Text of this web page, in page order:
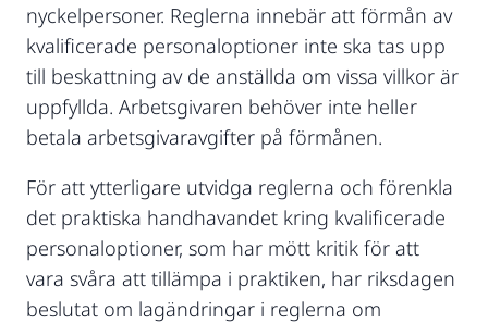
nyckelpersoner. Reglerna innebär att förmån av
kvalificerade personaloptioner inte ska tas upp
till beskattning av de anställda om vissa villkor är
uppfyllda. Arbetsgivaren behöver inte heller
betala arbetsgivaravgifter på förmånen.
För att ytterligare utvidga reglerna och förenkla
det praktiska handhavandet kring kvalificerade
personaloptioner, som har mött kritik för att
vara svåra att tillämpa i praktiken, har riksdagen
beslutat om lagändringar i reglerna om